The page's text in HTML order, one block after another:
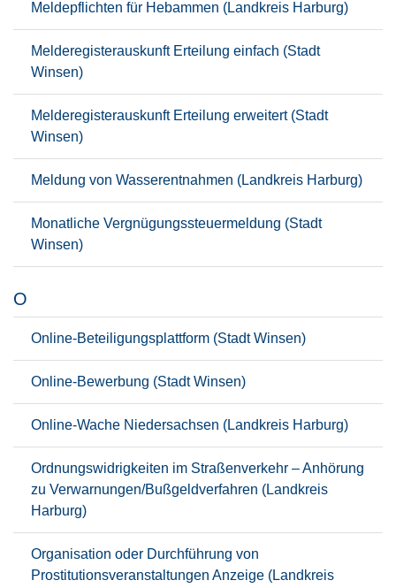
Meldepflichten für Hebammen (Landkreis Harburg)
Melderegisterauskunft Erteilung einfach (Stadt
Winsen)
Melderegisterauskunft Erteilung erweitert (Stadt
Winsen)
Meldung von Wasserentnahmen (Landkreis Harburg)
Monatliche Vergnügungssteuermeldung (Stadt
Winsen)
O
Online-Beteiligungsplattform (Stadt Winsen)
Online-Bewerbung (Stadt Winsen)
Online-Wache Niedersachsen (Landkreis Harburg)
Ordnungswidrigkeiten im Straßenverkehr – Anhörung
zu Verwarnungen/Bußgeldverfahren (Landkreis
Harburg)
Organisation oder Durchführung von
Prostitutionsveranstaltungen Anzeige (Landkreis